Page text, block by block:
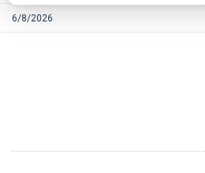
6/8/2026